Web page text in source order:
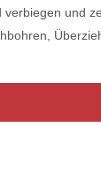
verbiegen und